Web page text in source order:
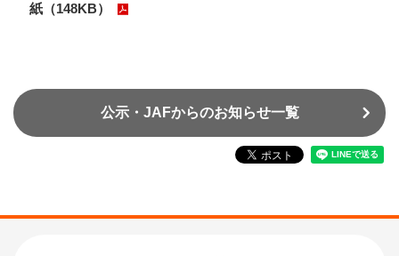
紙（148KB）
公示・JAFからのお知らせ一覧